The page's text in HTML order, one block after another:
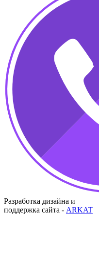
Разработка дизайна и
поддержка сайта - ARKAT